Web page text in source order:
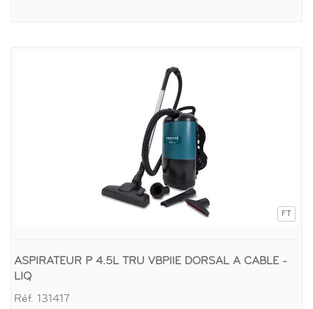
FT
ASPIRATEUR P 4.5L TRU VBPIIE DORSAL A CABLE -
LIQ
Réf. 131417